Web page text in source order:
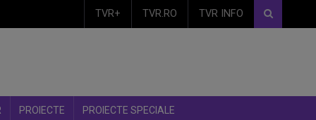
TVR+ TVR.RO TVR INFO
PROIECTE PROIECTE SPECIALE